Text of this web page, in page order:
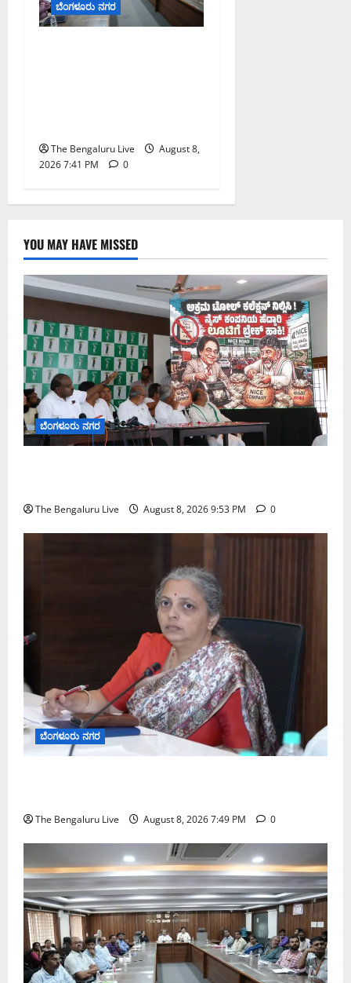
ಬೆಂಗಳೂರು ನಗರ
The Bengaluru Live
August 8,
2026 7:41 PM
0
YOU MAY HAVE MISSED
ಬೆಂಗಳೂರು ನಗರ
The Bengaluru Live August 8, 2026 9:53 PM 0
ಬೆಂಗಳೂರು ನಗರ
The Bengaluru Live August 8, 2026 7:49 PM 0